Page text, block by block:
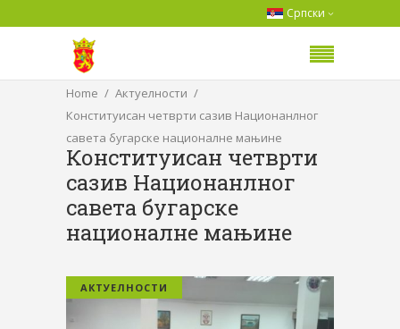
Српски
Home
Актуелности
Конституисан четврти сазив Национанлног
савета бугарске националне мањине
Конституисан четврти
сазив Национанлног
савета бугарске
националне мањине
АКТУЕЛНОСТИ